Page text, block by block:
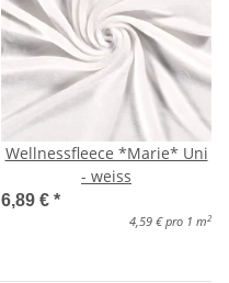
Wellnessfleece *Marie* Uni
- weiss
6,89 € *
4,59 € pro 1 m 2